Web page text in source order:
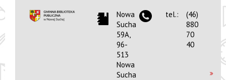
Nowa
Sucha
59A,
96-
513
Nowa
Sucha
tel.:
(46)
880
70
40